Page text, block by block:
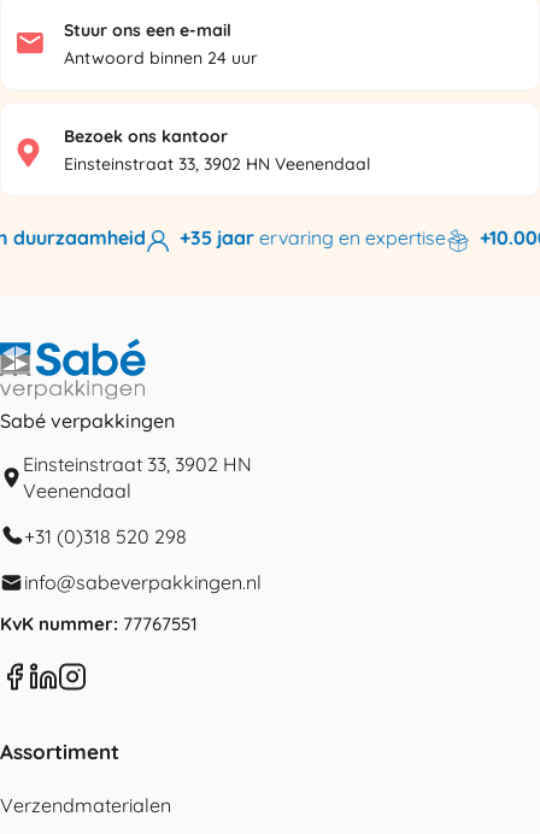
Stuur ons een e-mail
Antwoord binnen 24 uur
Bezoek ons kantoor
Einsteinstraat 33, 3902 HN Veenendaal
+35 jaarervaring en expertise
Sabé verpakkingen
Einsteinstraat 33, 3902 HN
Veenendaal
+31 (0)318 520 298
info@sabeverpakkingen.nl
KvK nummer: 77767551
Assortiment
Verzendmaterialen